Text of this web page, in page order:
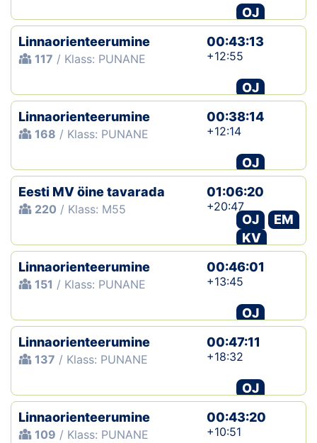
OJ
Linnaorienteerumine
117 / Klass: PUNANE
00:43:13
+12:55
OJ
Linnaorienteerumine
168 / Klass: PUNANE
00:38:14
+12:14
OJ
Eesti MV öine tavarada
220 / Klass: M55
01:06:20
+20:47
OJ
EM
KV
Linnaorienteerumine
151 / Klass: PUNANE
00:46:01
+13:45
OJ
Linnaorienteerumine
137 / Klass: PUNANE
00:47:11
+18:32
OJ
Linnaorienteerumine
109 / Klass: PUNANE
00:43:20
+10:51